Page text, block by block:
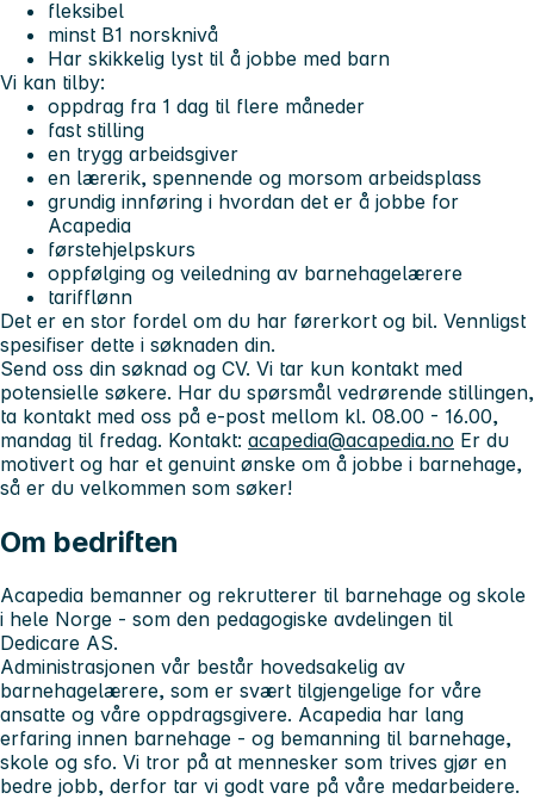
fleksibel
minst B1 norsknivå
Har skikkelig lyst til å jobbe med barn
Vi kan tilby:
oppdrag fra 1 dag til flere måneder
fast stilling
en trygg arbeidsgiver
en lærerik, spennende og morsom arbeidsplass
grundig innføring i hvordan det er å jobbe for
Acapedia
førstehjelpskurs
oppfølging og veiledning av barnehagelærere
tarifflønn
Det er en stor fordel om du har førerkort og bil. Vennligst
spesifiser dette i søknaden din.
Send oss din søknad og CV. Vi tar kun kontakt med
potensielle søkere. Har du spørsmål vedrørende stillingen,
ta kontakt med oss på e-post mellom kl. 08.00 - 16.00,
mandag til fredag. Kontakt: acapedia@acapedia.no Er du
motivert og har et genuint ønske om å jobbe i barnehage,
så er du velkommen som søker!
Om bedriften
Acapedia bemanner og rekrutterer til barnehage og skole
i hele Norge - som den pedagogiske avdelingen til
Dedicare AS.
Administrasjonen vår består hovedsakelig av
barnehagelærere, som er svært tilgjengelige for våre
ansatte og våre oppdragsgivere. Acapedia har lang
erfaring innen barnehage - og bemanning til barnehage,
skole og sfo. Vi tror på at mennesker som trives gjør en
bedre jobb, derfor tar vi godt vare på våre medarbeidere.